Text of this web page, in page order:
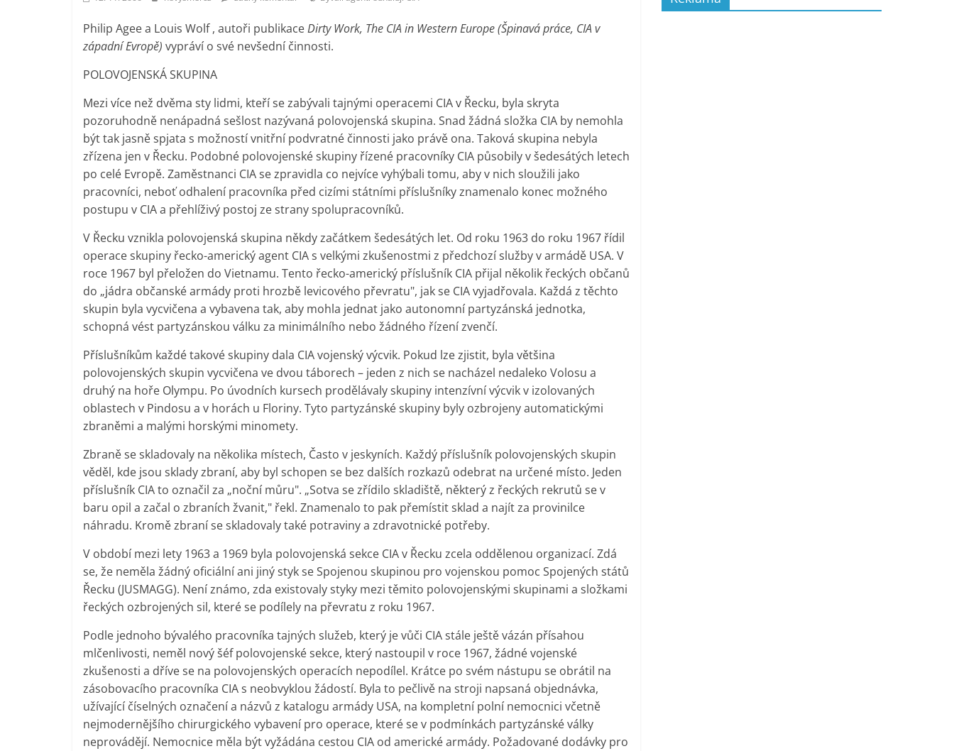
prospívá?
Philip Agee a Louis Wolf , autoři publikaceDirty Work, The CIA in Western Europe (Špinavá práce, CIA v
západní Evropě) vypráví o své nevšední činnosti.
POLOVOJENSKÁ SKUPINA
Mezi více než dvěma sty lidmi, kteří se zabývali tajnými operacemi CIA v Řecku, byla skryta
pozoruhodně nenápadná sešlost nazývaná polovojenská skupina. Snad žádná složka CIA by nemohla
být tak jasně spjata s možností vnitřní podvratné činnosti jako právě ona. Taková skupina nebyla
zřízena jen v Řecku. Podobné polovojenské skupiny řízené pracovníky CIA působily v šedesátých letech
po celé Evropě. Zaměstnanci CIA se zpravidla co nejvíce vyhýbali tomu, aby v nich sloužili jako
pracovníci, neboť odhalení pracovníka před cizími státními příslušníky znamenalo konec možného
postupu v CIA a přehlíživý postoj ze strany spolupracovníků.
V Řecku vznikla polovojenská skupina někdy začátkem šedesátých let. Od roku 1963 do roku 1967 řídil
operace skupiny řecko-americký agent CIA s velkými zkušenostmi z předchozí služby v armádě USA. V
roce 1967 byl přeložen do Vietnamu. Tento řecko-americký příslušník CIA přijal několik řeckých občanů
do „jádra občanské armády proti hrozbě levicového převratu", jak se CIA vyjadřovala. Každá z těchto
skupin byla vycvičena a vybavena tak, aby mohla jednat jako autonomní partyzánská jednotka,
schopná vést partyzánskou válku za minimálního nebo žádného řízení zvenčí.
Příslušníkům každé takové skupiny dala CIA vojenský výcvik. Pokud lze zjistit, byla většina
polovojenských skupin vycvičena ve dvou táborech – jeden z nich se nacházel nedaleko Volosu a
druhý na hoře Olympu. Po úvodních kursech prodělávaly skupiny intenzívní výcvik v izolovaných
oblastech v Pindosu a v horách u Floriny. Tyto partyzánské skupiny byly ozbrojeny automatickými
zbraněmi a malými horskými minomety.
Zbraně se skladovaly na několika místech, Často v jeskyních. Každý příslušník polovojenských skupin
věděl, kde jsou sklady zbraní, aby byl schopen se bez dalších rozkazů odebrat na určené místo. Jeden
příslušník CIA to označil za „noční můru". „Sotva se zřídilo skladiště, některý z řeckých rekrutů se v
baru opil a začal o zbraních žvanit," řekl. Znamenalo to pak přemístit sklad a najít za provinilce
náhradu. Kromě zbraní se skladovaly také potraviny a zdravotnické potřeby.
V období mezi lety 1963 a 1969 byla polovojenská sekce CIA v Řecku zcela oddělenou organizací. Zdá
se, že neměla žádný oficiální ani jiný styk se Spojenou skupinou pro vojenskou pomoc Spojených států
Řecku (JUSMAGG). Není známo, zda existovaly styky mezi těmito polovojenskými skupinami a složkami
řeckých ozbrojených sil, které se podílely na převratu z roku 1967.
Podle jednoho bývalého pracovníka tajných služeb, který je vůči CIA stále ještě vázán přísahou
mlčenlivosti, neměl nový šéf polovojenské sekce, který nastoupil v roce 1967, žádné vojenské
zkušenosti a dříve se na polovojenských operacích nepodílel. Krátce po svém nástupu se obrátil na
zásobovacího pracovníka CIA s neobvyklou žádostí. Byla to pečlivě na stroji napsaná objednávka,
užívající číselných označení a názvů z katalogu armády USA, na kompletní polní nemocnici včetně
nejmodernějšího chirurgického vybavení pro operace, které se v podmínkách partyzánské války
neprovádějí. Nemocnice měla být vyžádána cestou CIA od americké armády. Požadované dodávky pro